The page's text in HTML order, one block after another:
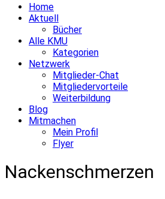
Home
Aktuell
Bücher
Alle KMU
Kategorien
Netzwerk
Mitglieder-Chat
Mitgliedervorteile
Weiterbildung
Blog
Mitmachen
Mein Profil
Flyer
Nackenschmerzen